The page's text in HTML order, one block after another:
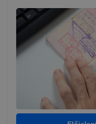
510321801
Képzés időtartama
Választható
Közigazgatási